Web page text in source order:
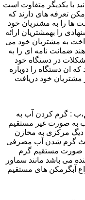
با یکدیگر متفاوت است
تعرفه های دارند که
ها را به مشتریان خود
را بهمشتریان ارائه
به مشتریان خود می
ضمانت نامه ای را به
در دستگاه خود
ان دستگاه را دوباره
مشتریان خود دریافت
: گرم کردن آب به
به صورت غیر مستقیم
دیگ مرکزی به مخازن
گرم شدن آب مصرفی
صورت مستقیم گرم
می باشد مانند سماور
آبگرمکن های مستقیم